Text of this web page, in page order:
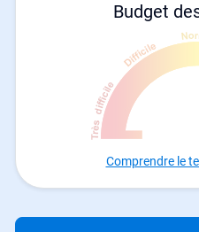
Budget
Comprendre le